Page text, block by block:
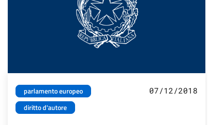
parlamento europeo
diritto d'autore
07/12/2018